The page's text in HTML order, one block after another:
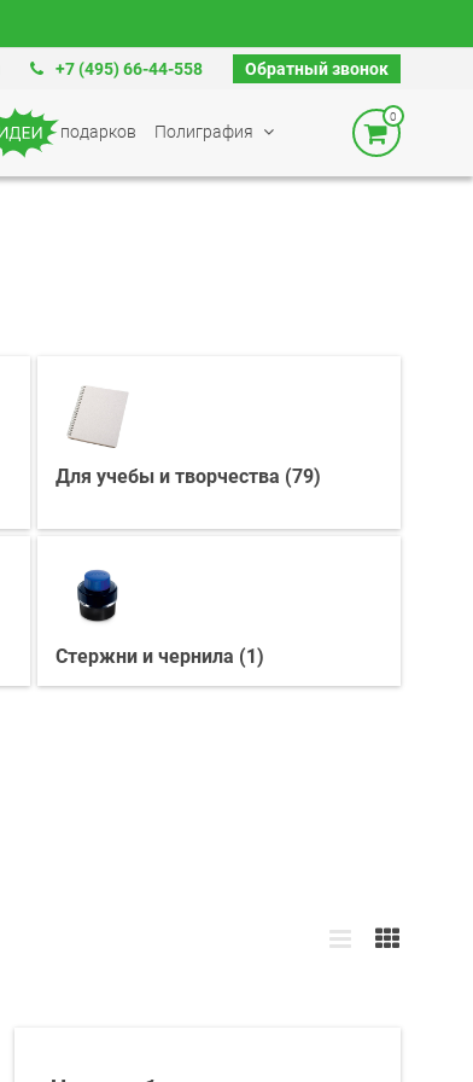
+7 (495) 66-44-558 Обратный звонок
подарков Полиграфия
0
Для учебы и творчества (79)
Стержни и чернила (1)